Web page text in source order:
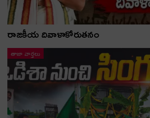
రాజకీయ దివాళాకోరుతనం
తాజా వార్తలు